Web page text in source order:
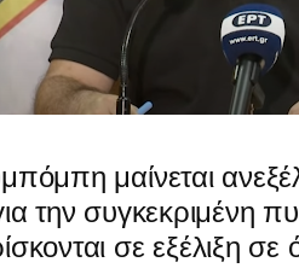
μαίνεται
την συγκεκριμένη
σε εξέλιξη